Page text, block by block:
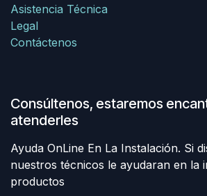
Asistencia Técnica
Legal
Contáctenos
Consúltenos, estaremos
atenderles
Ayuda OnLine En La Instalación. Si
nuestros técnicos le ayudaran en la
productos